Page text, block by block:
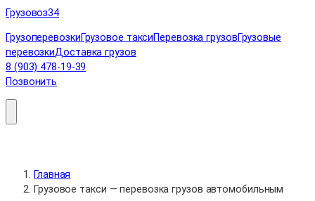
Перейти
содержимому
Грузовоз34
ГрузоперевозкиГрузовое таксиПеревозка грузовГрузовые
перевозкиДоставка грузов
8 (903) 478-19-39
Позвонить
Главная
Грузовое такси — перевозка грузов автомобильным